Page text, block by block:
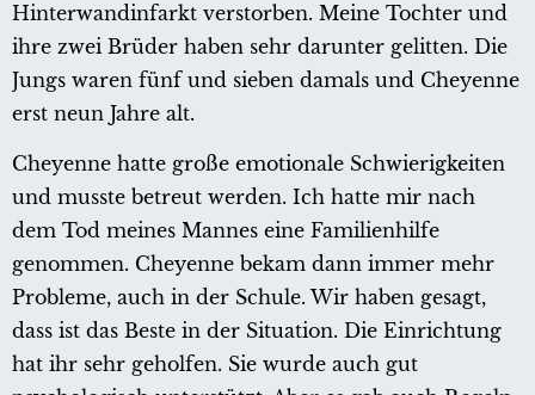
Hinterwandinfarkt verstorben. Meine Tochter und
ihre zwei Brüder haben sehr darunter gelitten. Die
Jungs waren fünf und sieben damals und Cheyenne
erst neun Jahre alt.
Cheyenne hatte große emotionale Schwierigkeiten
und musste betreut werden. Ich hatte mir nach
dem Tod meines Mannes eine Familienhilfe
genommen. Cheyenne bekam dann immer mehr
Probleme, auch in der Schule. Wir haben gesagt,
dass ist das Beste in der Situation. Die Einrichtung
hat ihr sehr geholfen. Sie wurde auch gut